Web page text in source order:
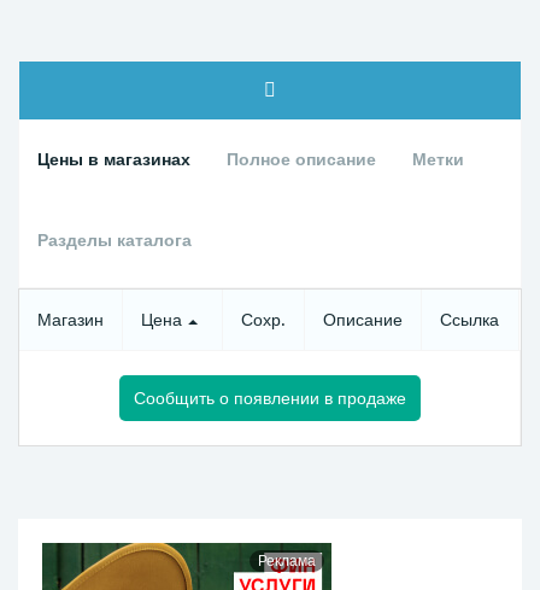
Цены в магазинах Полное описание Метки
Разделы каталога
Магазин Цена Сохр. Описание Ссылка
Сообщить о появлении в продаже
Реклама